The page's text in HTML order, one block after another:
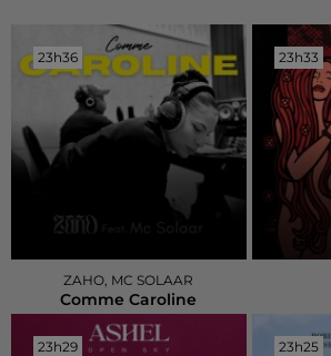
23h36
23h36
ZAHO, MC SOLAAR
Comme Caroline
23h33
23h33
23h29
23h29 23h25
23h25